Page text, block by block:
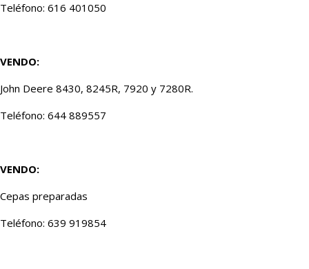
Teléfono: 616 401050
VENDO:
John Deere 8430, 8245R, 7920 y 7280R.
Teléfono: 644 889557
VENDO:
Cepas preparadas
Teléfono: 639 919854